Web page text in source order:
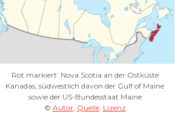
Rot markiert: Nova Scotia an der Ostküste
Kanadas, südwestlich davon der Gulf of Maine
sowie der US-Bundesstaat Maine
© Autor, Quelle, Lizenz